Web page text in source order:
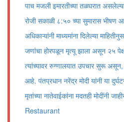
पाच मजली इमारतीच्या तळघरात
रोजी सकाळी ८:५० च्या सुमारास भीषण
अधिकाऱ्यांनी माध्यमांना दिलेल्या
जणांचा होरपळून मृत्यू झाला असून २५
त्यांच्यावर रुग्णालयात उपचार सुरू
आहे. पंतप्रधान नरेंद्र मोदी यांनी या
मृतांच्या नातेवाईकांना मदतही मोदींनी
Restaurant